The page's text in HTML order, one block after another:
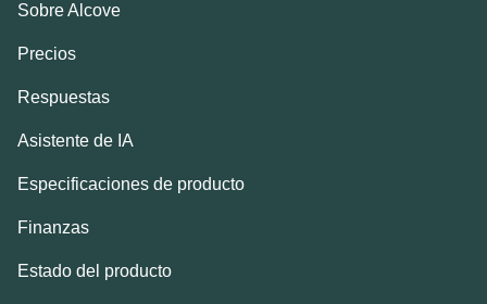
Sobre Alcove
Precios
Respuestas
Asistente de IA
Especificaciones de producto
Finanzas
Estado del producto